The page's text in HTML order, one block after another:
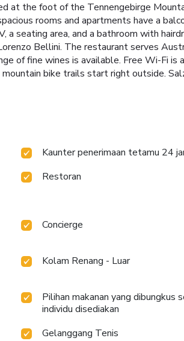
at the foot of the Tennengebirge
rooms and apartments have a
seating area, and a bathroom with
Bellini. The restaurant serves
of fine wines is available. Free Wi-Fi
bike trails start right outside.
Kaunter penerimaan tetamu 24
Restoran
Concierge
Kolam Renang - Luar
Pilihan makanan yang dibungkus
individu disediakan
Gelanggang Tenis